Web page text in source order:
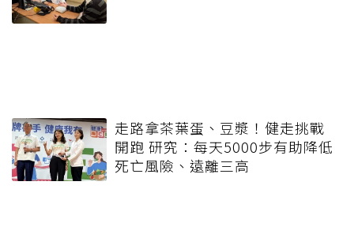
走路拿茶葉蛋、豆漿！健走挑戰
開跑 研究：每天5000步有助降低
死亡風險、遠離三高